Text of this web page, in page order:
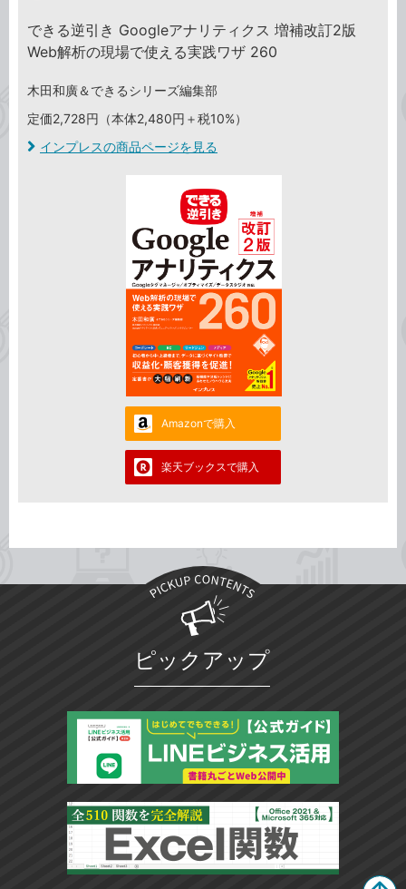
できる逆引き Googleアナリティクス 増補改訂2版
Web解析の現場で使える実践ワザ 260
木田和廣＆できるシリーズ編集部
定価2,728円（本体2,480円＋税10%）
インプレスの商品ページを見る
Amazonで購入
楽天ブックスで購入
ピックアップ